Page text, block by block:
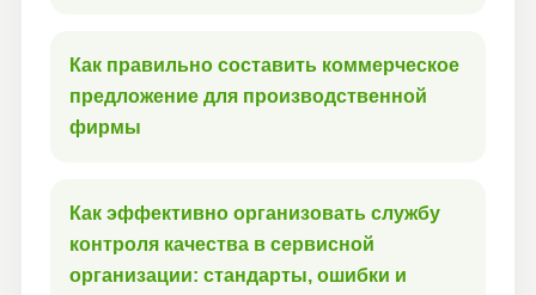
Как правильно составить коммерческое
предложение для производственной
фирмы
Как эффективно организовать службу
контроля качества в сервисной
организации: стандарты, ошибки и